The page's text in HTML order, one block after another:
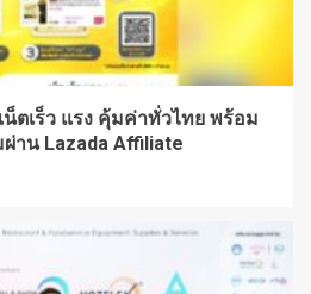
ตเร็ว แรง คุ้มค่าทั่วไทย พร้อม
ผ่าน Lazada Affiliate